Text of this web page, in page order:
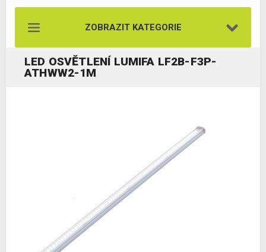
ZOBRAZIT KATEGORIE
LED OSVĚTLENÍ LUMIFA LF2B-F3P-
ATHWW2-1M